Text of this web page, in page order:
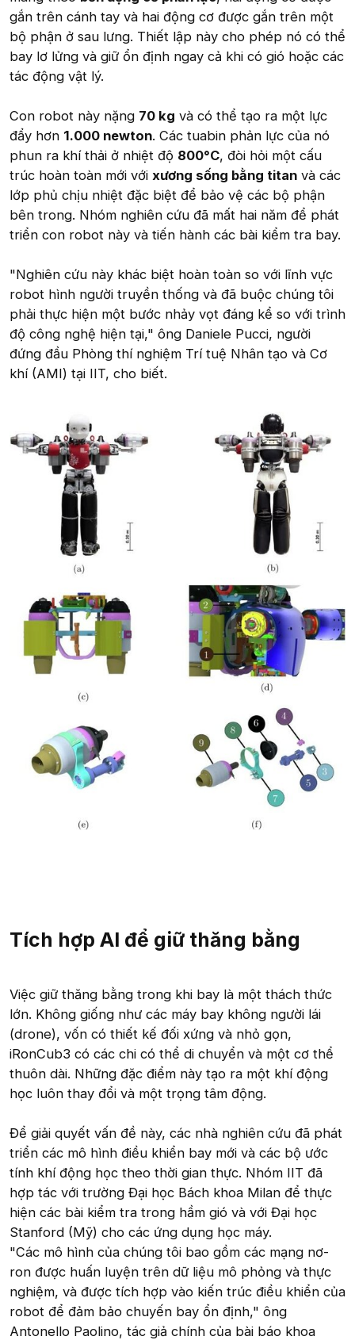
gắn trên cánh tay và hai động cơ được gắn trên một
bộ phận ở sau lưng. Thiết lập này cho phép nó có thể
bay lơ lửng và giữ ổn định ngay cả khi có gió hoặc các
tác động vật lý.
Con robot này nặng 70 kg và có thể tạo ra một lực
đẩy hơn 1.000 newton. Các tuabin phản lực của nó
phun ra khí thải ở nhiệt độ 800°C, đòi hỏi một cấu
trúc hoàn toàn mới với xương sống bằng titan và các
lớp phủ chịu nhiệt đặc biệt để bảo vệ các bộ phận
bên trong. Nhóm nghiên cứu đã mất hai năm để phát
triển con robot này và tiến hành các bài kiểm tra bay.
"Nghiên cứu này khác biệt hoàn toàn so với lĩnh vực
robot hình người truyền thống và đã buộc chúng tôi
phải thực hiện một bước nhảy vọt đáng kể so với trình
độ công nghệ hiện tại," ông Daniele Pucci, người
đứng đầu Phòng thí nghiệm Trí tuệ Nhân tạo và Cơ
khí (AMI) tại IIT, cho biết.
Tích hợp AI để giữ thăng bằng
Việc giữ thăng bằng trong khi bay là một thách thức
lớn. Không giống như các máy bay không người lái
(drone), vốn có thiết kế đối xứng và nhỏ gọn,
iRonCub3 có các chi có thể di chuyển và một cơ thể
thuôn dài. Những đặc điểm này tạo ra một khí động
học luôn thay đổi và một trọng tâm động.
Để giải quyết vấn đề này, các nhà nghiên cứu đã phát
triển các mô hình điều khiển bay mới và các bộ ước
tính khí động học theo thời gian thực. Nhóm IIT đã
hợp tác với trường Đại học Bách khoa Milan để thực
hiện các bài kiểm tra trong hầm gió và với Đại học
Stanford (Mỹ) cho các ứng dụng học máy.
"Các mô hình của chúng tôi bao gồm các mạng nơ-
ron được huấn luyện trên dữ liệu mô phỏng và thực
nghiệm, và được tích hợp vào kiến trúc điều khiển của
robot để đảm bảo chuyến bay ổn định," ông
Antonello Paolino, tác giả chính của bài báo khoa